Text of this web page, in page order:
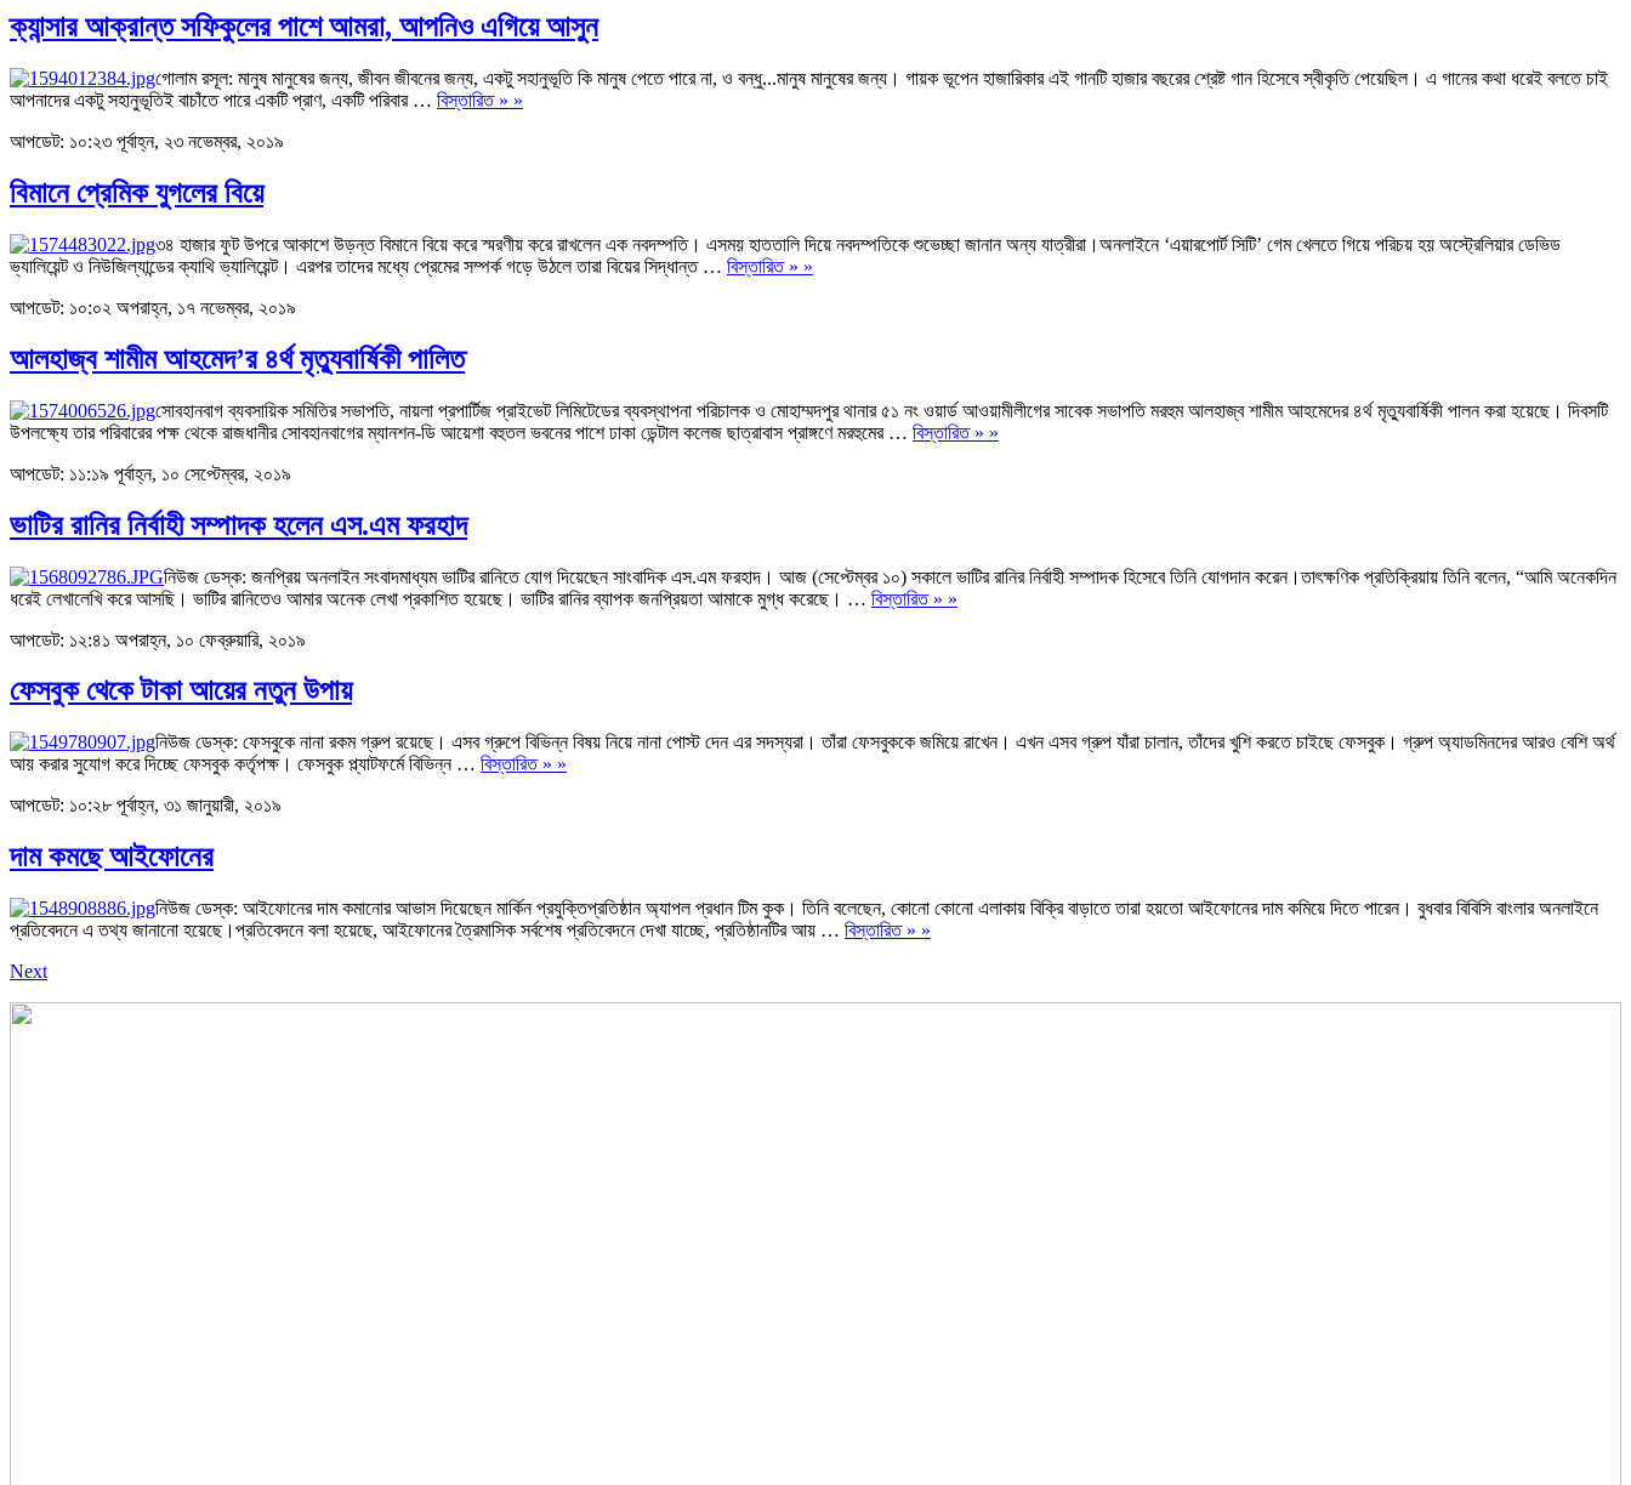
ক্যান্সার আক্রান্ত সফিকুলের পাশে আমরা, আপনিও এগিয়ে আসুন
গোলাম রসূল: মানুষ মানুষের জন্য, জীবন জীবনের জন্য, একটু সহানুভূতি কি মানুষ পেতে পারে না, ও বন্ধু...মানুষ মানুষের জন্য। গায়ক ভূপেন হাজারিকার এই গানটি হাজার বছরের শ্রেষ্ট গান হিসেবে স্বীকৃতি পেয়েছিল। এ গানের কথা ধরেই বলতে চাই
আপনাদের একটু সহানুভূতিই বাচাঁতে পারে একটি প্রাণ, একটি পরিবার … বিস্তারিত » »
আপডেট: ১০:২৩ পূর্বাহ্ন, ২৩ নভেম্বর, ২০১৯
বিমানে প্রেমিক যুগলের বিয়ে
৩৪ হাজার ফুট উপরে আকাশে উড়ন্ত বিমানে বিয়ে করে স্মরণীয় করে রাখলেন এক নবদম্পতি। এসময় হাততালি দিয়ে নবদম্পতিকে শুভেচ্ছা জানান অন্য যাত্রীরা।অনলাইনে ‘এয়ারপোর্ট সিটি’ গেম খেলতে গিয়ে পরিচয় হয় অস্ট্রেলিয়ার ডেভিড
ভ্যালিয়েন্ট ও নিউজিল্যান্ডের ক্যাথি ভ্যালিয়েন্ট। এরপর তাদের মধ্যে প্রেমের সম্পর্ক গড়ে উঠলে তারা বিয়ের সিদ্ধান্ত … বিস্তারিত » »
আপডেট: ১০:০২ অপরাহ্ন, ১৭ নভেম্বর, ২০১৯
আলহাজ্ব শামীম আহমেদ’র ৪র্থ মৃত্যুবার্ষিকী পালিত
সোবহানবাগ ব্যবসায়িক সমিতির সভাপতি, নায়লা প্রপার্টিজ প্রাইভেট লিমিটেডের ব্যবস্থাপনা পরিচালক ও মোহাম্মদপুর থানার ৫১ নং ওয়ার্ড আওয়ামীলীগের সাবেক সভাপতি মরহুম আলহাজ্ব শামীম আহমেদের ৪র্থ মৃত্যুবার্ষিকী পালন করা হয়েছে। দিবসটি
উপলক্ষ্যে তার পরিবারের পক্ষ থেকে রাজধানীর সোবহানবাগের ম্যানশন-ডি আয়েশা বহুতল ভবনের পাশে ঢাকা ডেন্টাল কলেজ ছাত্রাবাস প্রাঙ্গণে মরহুমের … বিস্তারিত » »
আপডেট: ১১:১৯ পূর্বাহ্ন, ১০ সেপ্টেম্বর, ২০১৯
ভাটির রানির নির্বাহী সম্পাদক হলেন এস.এম ফরহাদ
নিউজ ডেস্ক: জনপ্রিয় অনলাইন সংবাদমাধ্যম ভাটির রানিতে যোগ দিয়েছেন সাংবাদিক এস.এম ফরহাদ। আজ (সেপ্টেম্বর ১০) সকালে ভাটির রানির নির্বাহী সম্পাদক হিসেবে তিনি যোগদান করেন।তাৎক্ষণিক প্রতিক্রিয়ায় তিনি বলেন, “আমি অনেকদিন
ধরেই লেখালেখি করে আসছি। ভাটির রানিতেও আমার অনেক লেখা প্রকাশিত হয়েছে। ভাটির রানির ব্যাপক জনপ্রিয়তা আমাকে মুগ্ধ করেছে। … বিস্তারিত » »
আপডেট: ১২:৪১ অপরাহ্ন, ১০ ফেব্রুয়ারি, ২০১৯
ফেসবুক থেকে টাকা আয়ের নতুন উপায়
নিউজ ডেস্ক: ফেসবুকে নানা রকম গ্রুপ রয়েছে। এসব গ্রুপে বিভিন্ন বিষয় নিয়ে নানা পোস্ট দেন এর সদস্যরা। তাঁরা ফেসবুককে জমিয়ে রাখেন। এখন এসব গ্রুপ যাঁরা চালান, তাঁদের খুশি করতে চাইছে ফেসবুক। গ্রুপ অ্যাডমিনদের আরও বেশি অর্থ
আয় করার সুযোগ করে দিচ্ছে ফেসবুক কর্তৃপক্ষ। ফেসবুক প্ল্যাটফর্মে বিভিন্ন … বিস্তারিত » »
আপডেট: ১০:২৮ পূর্বাহ্ন, ৩১ জানুয়ারী, ২০১৯
দাম কমছে আইফোনের
নিউজ ডেস্ক: আইফোনের দাম কমানোর আভাস দিয়েছেন মার্কিন প্রযুক্তিপ্রতিষ্ঠান অ্যাপল প্রধান টিম কুক। তিনি বলেছেন, কোনো কোনো এলাকায় বিক্রি বাড়াতে তারা হয়তো আইফোনের দাম কমিয়ে দিতে পারেন। বুধবার বিবিসি বাংলার অনলাইনে
প্রতিবেদনে এ তথ্য জানানো হয়েছে।প্রতিবেদনে বলা হয়েছে, আইফোনের ত্রৈমাসিক সর্বশেষ প্রতিবেদনে দেখা যাচ্ছে, প্রতিষ্ঠানটির আয় … বিস্তারিত » »
Next